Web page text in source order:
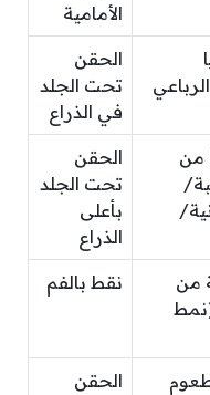
الأمامية
الحقن
تحت الجلد
في الذراع
من
الحقن
تحت الجلد
بأعلى
الذراع
من
نقط بالفم
الحقن